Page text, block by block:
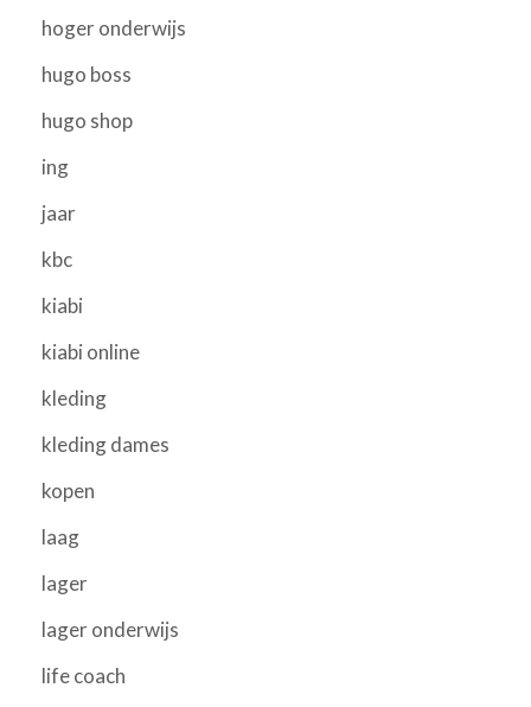
hoger onderwijs
hugo boss
hugo shop
ing
jaar
kbc
kiabi
kiabi online
kleding
kleding dames
kopen
laag
lager
lager onderwijs
life coach